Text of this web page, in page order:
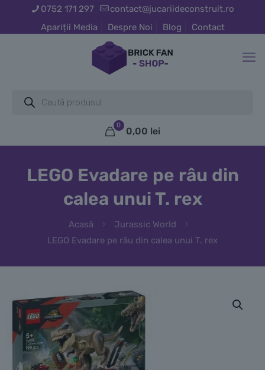
0752 171 297
contact@jucariideconstruit.ro
Apariții Media
Despre Noi Blog Contact
search
0
0,00 lei
LEGO Evadare pe râu din
calea unui T. rex
Acasă
Jurassic World
LEGO Evadare pe râu din calea unui T. rex